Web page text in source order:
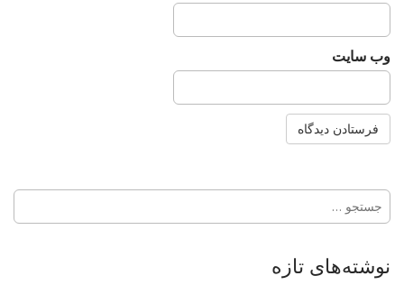
وب‌ سایت
جستجو
برای:
نوشته‌های تازه